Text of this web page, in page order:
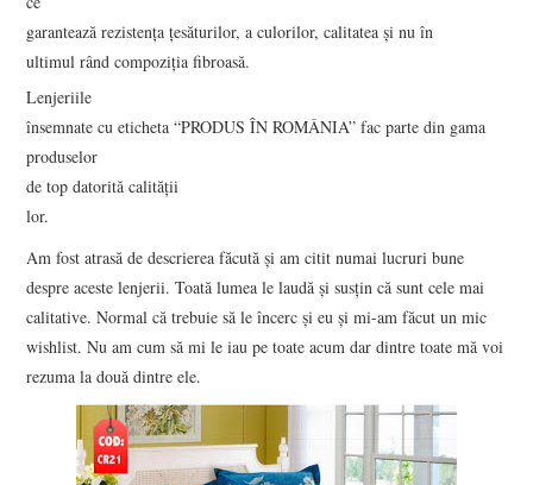
garantează rezistenţa ţesăturilor, a culorilor, calitatea şi nu în
ultimul rând compoziţia fibroasă.
Lenjeriile
însemnate cu eticheta “PRODUS ÎN ROMÂNIA” fac parte din gama
produselor
de top datorită calităţii
lor.
Am fost atrasă de descrierea făcută şi am citit numai lucruri bune
despre aceste lenjerii. Toată lumea le laudă şi susţin că sunt cele mai
calitative. Normal că trebuie să le încerc şi eu şi mi-am făcut un mic
wishlist. Nu am cum să mi le iau pe toate acum dar dintre toate mă voi
rezuma la două dintre ele.